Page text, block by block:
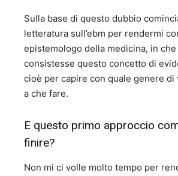
Sulla base di questo dubbio
letteratura sull’ebm per rendermi
epistemologo della medicina, in che
consistesse questo concetto di
cioè per capire con quale genere di
a che fare.
E questo primo approccio
finire?
Non mi ci volle molto tempo per